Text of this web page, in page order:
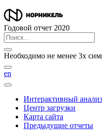
Годовой отчет 2020
Необходимо не менее 3х
en
Интерактивный анализ
Центр загрузки
Карта сайта
Предыдущие отчеты